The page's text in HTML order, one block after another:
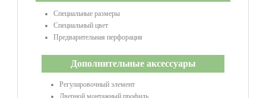
Специальныe размеры
Специальный цвет
Предварительная перфорация
Дополнительные аксессуары
Регулировочный элемент
Дверной монтажный профиль